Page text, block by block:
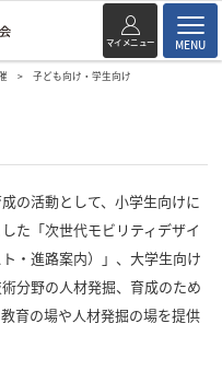
マイメニュー MENU
子ども向け・学生向け
の活動として、小学生向けに
た「次世代モビリティデザイ
・進路案内）」、大学生向け
分野の人材発掘、育成のため
育の場や人材発掘の場を提供